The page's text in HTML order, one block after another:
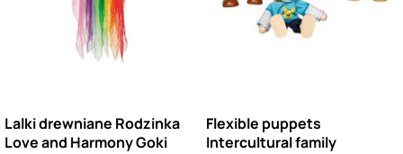
Lalki drewniane Rodzinka
Love and Harmony Goki
Flexible puppets
Intercultural family